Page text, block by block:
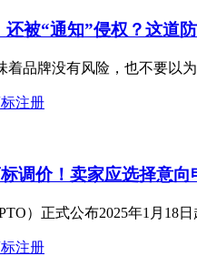
被“通知”侵权？这道
着品牌没有风险，也不要以
注册
调价！卖家应选择意
）正式公布2025年1月18
注册